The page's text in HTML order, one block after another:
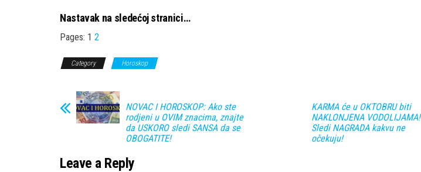
Nastavak na sledećoj stranici…
Pages: 1 2
Category Horoskop
NOVAC I HOROSKOP: Ako ste
rodjeni u OVIM znacima, znajte
da USKORO sledi SANSA da se
OBOGATITE!
KARMA će u OKTOBRU biti
NAKLONJENA VODOLIJAMA!
Sledi NAGRADA kakvu ne
očekuju!
Leave a Reply